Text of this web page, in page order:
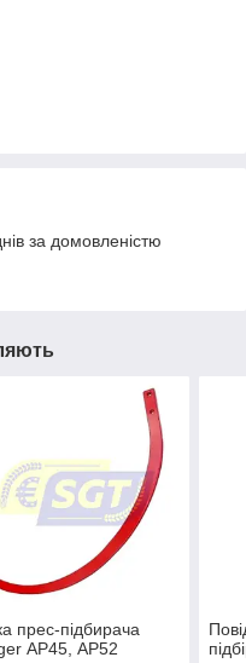
за домовленістю
прес-підбирача
АР45, AP52